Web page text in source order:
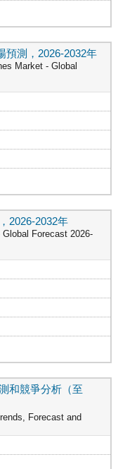
預測，2026-2032年
Market - Global
2026-2032年
Forecast 2026-
和競爭分析（至
Forecast and